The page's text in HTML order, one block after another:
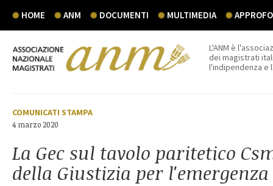
HOME ANM DOCUMENTI MULTIMEDIA
L'ANM è
dei magistrati
l'indipendenza e
COMUNICATI STAMPA
4 marzo 2020
La Gec sul tavolo paritetico
della Giustizia per